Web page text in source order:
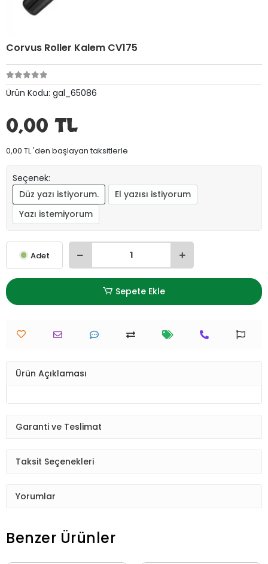
Corvus Roller Kalem CV175
Ürün Kodu: gal_65086
0,00 TL
0,00 TL 'den başlayan taksitlerle
Seçenek:
Düz yazı istiyorum.
El yazısı istiyorum
Yazı istemiyorum
Adet
Sepete Ekle
Ürün Açıklaması
Garanti ve Teslimat
Taksit Seçenekleri
Yorumlar
Benzer Ürünler